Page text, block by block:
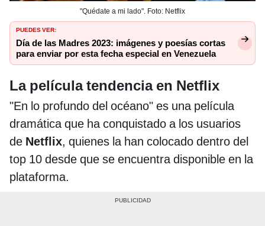
"Quédate a mi lado". Foto: Netflix
PUEDES VER:
Día de las Madres 2023: imágenes y poesías cortas
para enviar por esta fecha especial en Venezuela
La película tendencia en Netflix
"En lo profundo del océano" es una película
dramática que ha conquistado a los usuarios
de Netflix, quienes la han colocado dentro del
top 10 desde que se encuentra disponible en la
plataforma.